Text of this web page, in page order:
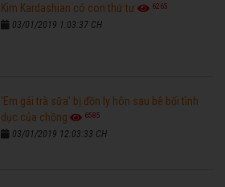
Kim Kardashian có con thứ tư 6265
03/01/2019 1:03:37 CH
'Em gái trà sữa' bị đồn ly hôn sau bê bối tình
dục của chồng
6585
03/01/2019 12:03:33 CH